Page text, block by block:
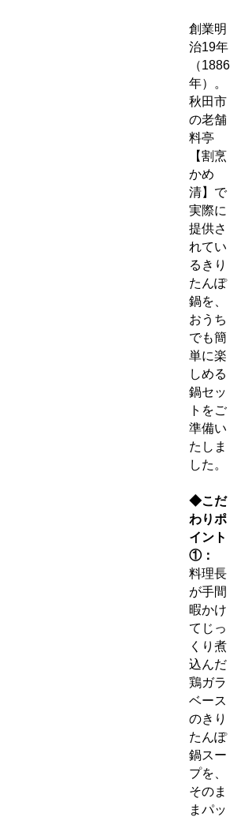
創業明
治19年
（1886
年）。
秋田市
の老舗
料亭
【割烹
かめ
清】で
実際に
提供さ
れてい
るきり
たんぽ
鍋を、
おうち
でも簡
単に楽
しめる
鍋セッ
トをご
準備い
たしま
した。
◆こだ
わりポ
イント
①：
料理長
が手間
暇かけ
てじっ
くり煮
込んだ
鶏ガラ
ベース
のきり
たんぽ
鍋スー
プを、
そのま
まパッ